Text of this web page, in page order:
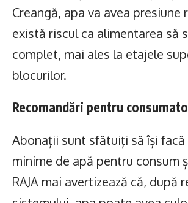
Creangă, apa va avea presiune
există riscul ca alimentarea să
complet, mai ales la etajele
blocurilor.
Recomandări pentru
Abonații sunt sfătuiți să își facă
minime de apă pentru consum
RAJA mai avertizează că, după